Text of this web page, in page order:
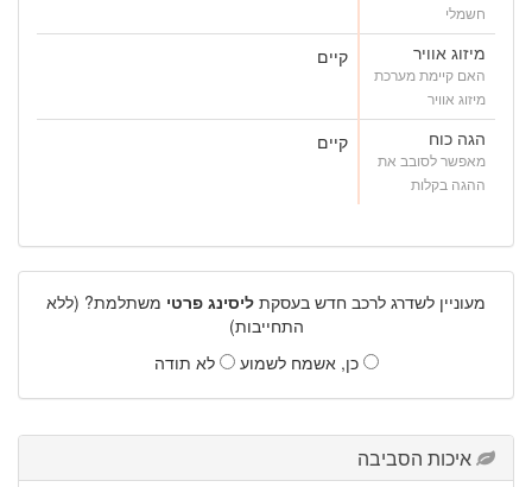
חשמלי
מיזוג אוויר
האם קיימת מערכת
מיזוג אוויר
קיים
הגה כוח
מאפשר לסובב את
ההגה בקלות
קיים
מעוניין לשדרג לרכב חדש בעסקת ליסינג פרטי משתלמת? (ללא
התחייבות)
כן, אשמח לשמוע
לא תודה
איכות הסביבה